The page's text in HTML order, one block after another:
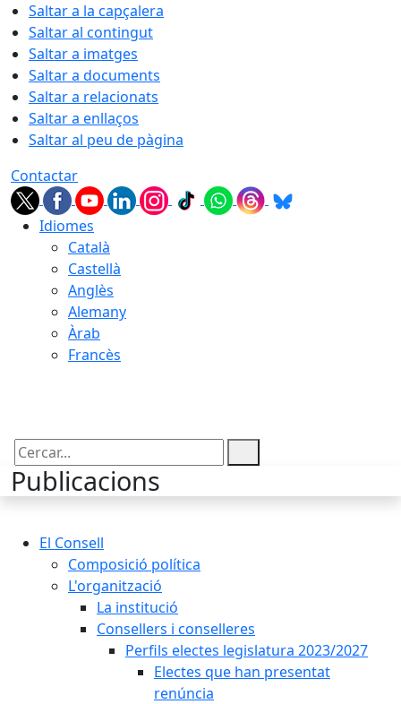
Saltar a la capçalera
Saltar al contingut
Saltar a imatges
Saltar a documents
Saltar a relacionats
Saltar a enllaços
Saltar al peu de pàgina
Contactar
Idiomes
Català
Castellà
Anglès
Alemany
Àrab
Francès
Cercar:
Publicacions
El Consell
Composició política
L'organització
La institució
Consellers i conselleres
Perfils electes legislatura 2023/2027
Electes que han presentat
renúncia